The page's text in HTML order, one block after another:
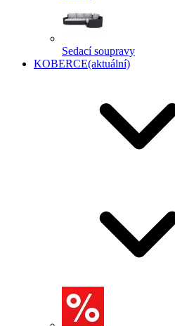
Sedací soupravy
KOBERCE(aktuální)